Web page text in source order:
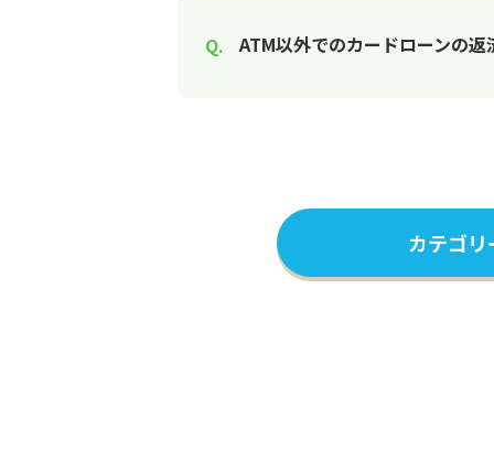
ATM以外でのカードローンの
カテゴ